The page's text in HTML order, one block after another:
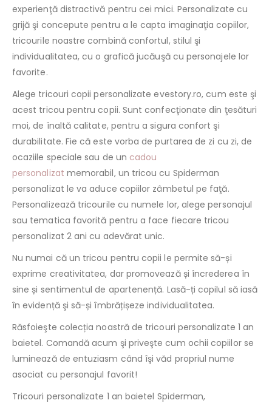
experienţă distractivă pentru cei mici. Personalizate cu
grijă şi concepute pentru a le capta imaginaţia copiilor,
tricourile noastre combină confortul, stilul şi
individualitatea, cu o grafică jucăuşă cu personajele lor
favorite.
Alege tricouri copii personalizate evestory.ro, cum este şi
acest tricou pentru copii. Sunt confecţionate din ţesături
moi, de înaltă calitate, pentru a sigura confort şi
durabilitate. Fie că este vorba de purtarea de zi cu zi, de
ocaziile speciale sau de un cadou
personalizat memorabil, un tricou cu Spiderman
personalizat le va aduce copiilor zâmbetul pe faţă.
Personalizează tricourile cu numele lor, alege personajul
sau tematica favorită pentru a face fiecare tricou
personalizat 2 ani cu adevărat unic.
Nu numai că un tricou pentru copii le permite să-și
exprime creativitatea, dar promovează și încrederea în
sine și sentimentul de apartenență. Lasă-ți copilul să iasă
în evidență şi să-și îmbrățișeze individualitatea.
Răsfoieşte colecția noastră de tricouri personalizate 1 an
baietel. Comandă acum şi priveşte cum ochii copiilor se
luminează de entuziasm când îşi văd propriul nume
asociat cu personajul favorit!
Tricouri personalizate 1 an baietel Spiderman,